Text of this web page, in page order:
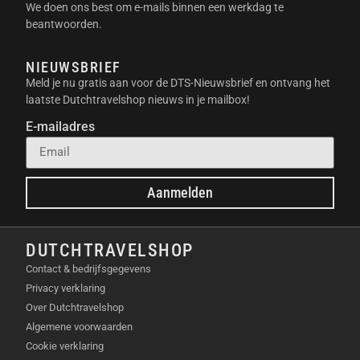
We doen ons best om e-mails binnen een werkdag te
beantwoorden.
NIEUWSBRIEF
Meld je nu gratis aan voor de DTS-Nieuwsbrief en ontvang het
laatste Dutchtravelshop nieuws in je mailbox!
E-mailadres
Aanmelden
DUTCHTRAVELSHOP
Contact & bedrijfsgegevens
Privacy verklaring
Over Dutchtravelshop
Algemene voorwaarden
Cookie verklaring